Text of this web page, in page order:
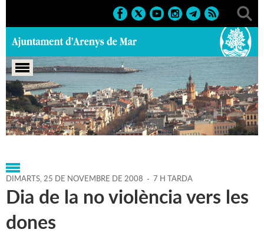
Portada > Agenda > 25-11-
2008 > Marcs > Culturals > 2008 > Altres activitats 2008
DIMARTS,25 DE NOVEMBRE DE 2008 - 7 H TARDA
Dia de la no violència vers les
dones